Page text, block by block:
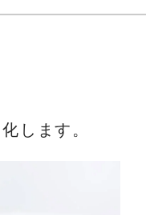
します。